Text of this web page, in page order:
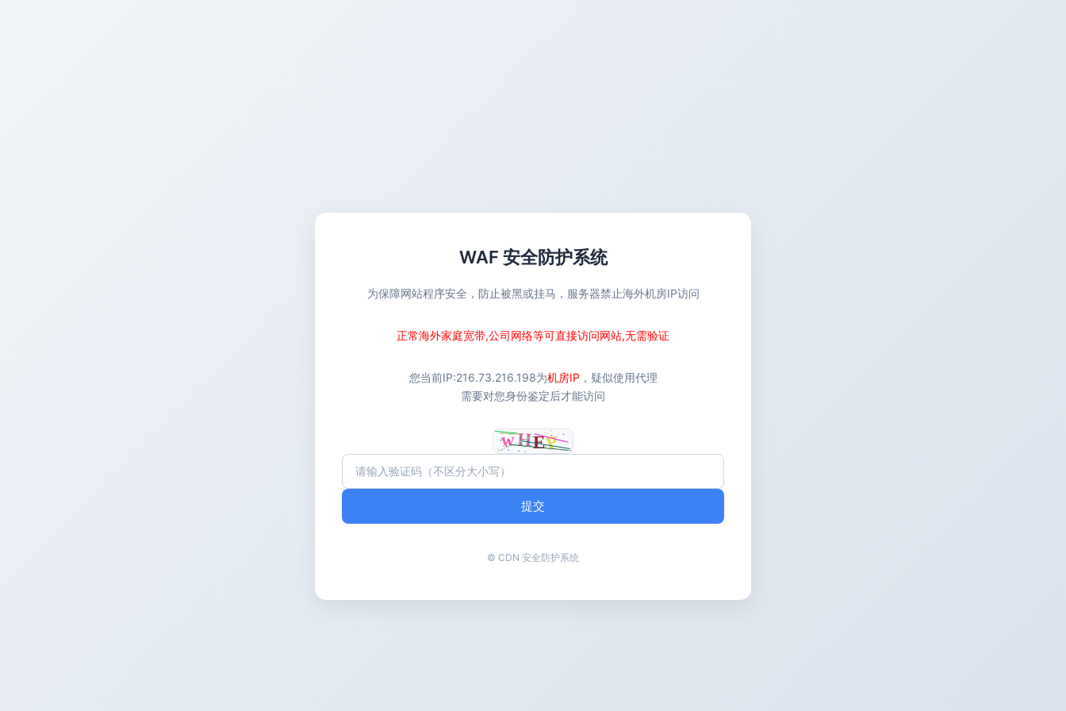
WAF 安全防护系统
为保障网站程序安全，防止被黑或挂马，服务器禁止海外机房IP访问
正常海外家庭宽带,公司网络等可直接访问网站,无需验证
您当前IP:216.73.216.198为机房IP ，疑似使用代理
需要对您身份鉴定后才能访问
提交
© CDN 安全防护系统